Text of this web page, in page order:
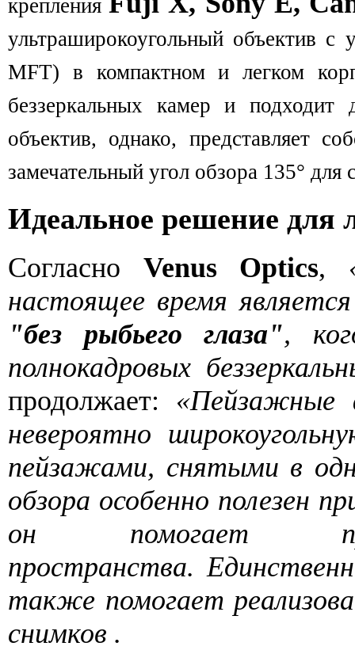
крепления
ультраширокоугольный объектив
MFT) в компактном и легком
беззеркальных камер и
объектив, однако, представляет
замечательный угол обзора 135°
Идеальное решение для
Согласно Venus Optics,
настоящее время
"без рыбьего глаза",
полнокадровых
продолжает: «Пейзажные
невероятно
пейзажами, снятыми в
обзора особенно полезен
он помогает
пространства.
также помогает
снимков .